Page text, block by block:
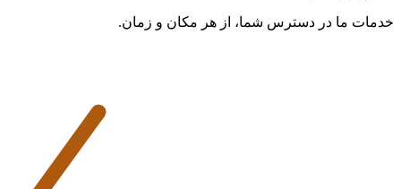
خدمات ما در دسترس شما، از هر مکان و زمان.